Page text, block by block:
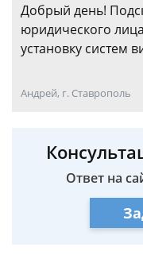
Добрый день!
юридического
установку систем
Андрей, г. Ставрополь
Ответ на